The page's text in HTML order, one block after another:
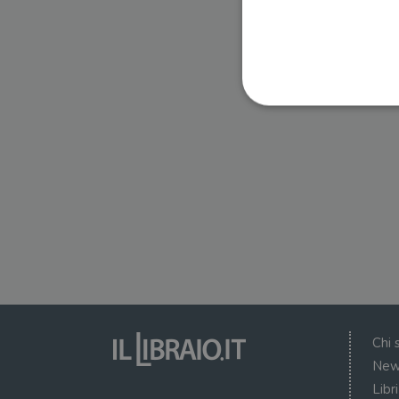
Chi
I cookie strettamente
wordpress_sec_[hash]
CookieScriptConsent